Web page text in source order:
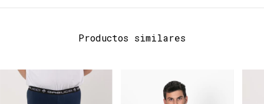
Productos similares